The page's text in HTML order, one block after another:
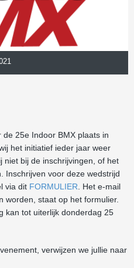
25e Indoor BMX plaats in
het initiatief ieder jaar weer
niet bij de inschrijvingen, of het
Inschrijven voor deze wedstrijd
via dit FORMULIER . Het e-mail
worden, staat op het formulier.
kan tot uiterlijk donderdag 25
verwijzen we jullie naar